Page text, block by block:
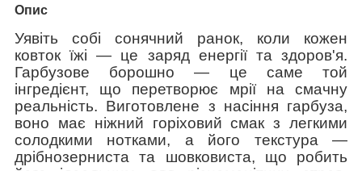
Опис
Уявіть собі сонячний ранок, коли кожен
ковток їжі — це заряд енергії та здоров'я.
Гарбузове борошно — це саме той
інгредієнт, що перетворює мрії на смачну
реальність. Виготовлене з насіння гарбуза,
воно має ніжний горіховий смак з легкими
солодкими нотками, а його текстура —
дрібнозерниста та шовковиста, що робить